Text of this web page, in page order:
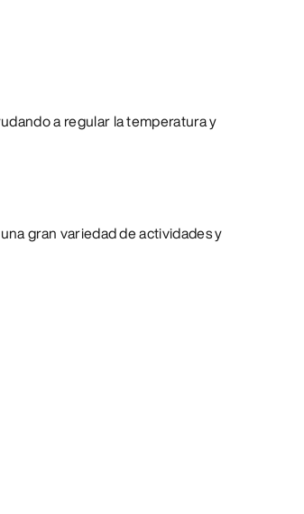
a regular la temperatura y
gran variedad de actividades y